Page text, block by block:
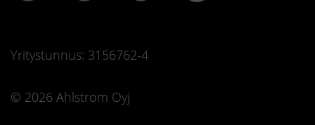
Yritystunnus: 3156762-4
© 2026 Ahlstrom Oyj